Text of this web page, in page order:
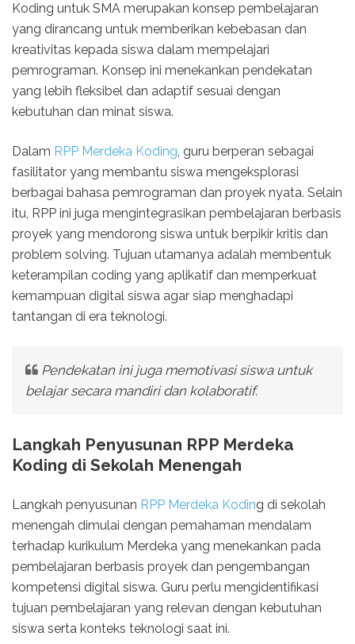
Koding untuk SMA merupakan konsep pembelajaran
yang dirancang untuk memberikan kebebasan dan
kreativitas kepada siswa dalam mempelajari
pemrograman. Konsep ini menekankan pendekatan
yang lebih fleksibel dan adaptif sesuai dengan
kebutuhan dan minat siswa.
Dalam RPP Merdeka Koding, guru berperan sebagai
fasilitator yang membantu siswa mengeksplorasi
berbagai bahasa pemrograman dan proyek nyata. Selain
itu, RPP ini juga mengintegrasikan pembelajaran berbasis
proyek yang mendorong siswa untuk berpikir kritis dan
problem solving. Tujuan utamanya adalah membentuk
keterampilan coding yang aplikatif dan memperkuat
kemampuan digital siswa agar siap menghadapi
tantangan di era teknologi.
Pendekatan ini juga memotivasi siswa untuk
belajar secara mandiri dan kolaboratif.
Langkah Penyusunan RPP Merdeka
Koding di Sekolah Menengah
Langkah penyusunan RPP Merdeka Koding di sekolah
menengah dimulai dengan pemahaman mendalam
terhadap kurikulum Merdeka yang menekankan pada
pembelajaran berbasis proyek dan pengembangan
kompetensi digital siswa. Guru perlu mengidentifikasi
tujuan pembelajaran yang relevan dengan kebutuhan
siswa serta konteks teknologi saat ini.